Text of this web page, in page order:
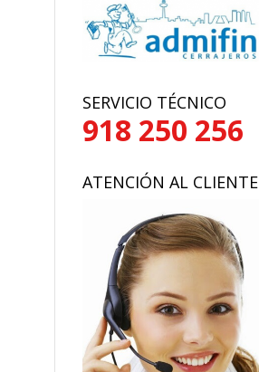
SERVICIO TÉCNICO
918 250 256
ATENCIÓN AL CLIENTE